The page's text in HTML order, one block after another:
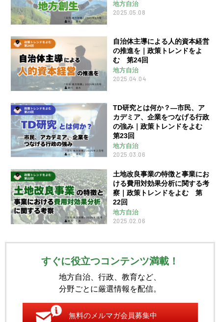
地方自治
2025.05.08
自治体主導による人的資本経営
の推進を｜政策トレンドをよ
む 第24回
地方自治
2025.04.04
TD研究とは何か？―市民、ア
カデミア、企業をつなげる行政
の強み｜政策トレンドをよむ
第23回
地方自治
2025.03.06
土地改良事業の特徴と事業にお
ける費用対効果分析に関する考
察｜政策トレンドをよむ 第
22回
地方自治
2025.02.06
すぐに役立つコンテンツ満載！
地方自治、行政、教育など、
分野ごとに厳選情報を配信。
無料のメルマガ会員募集中